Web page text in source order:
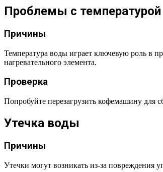
Проблемы с
Причины
Температура воды играет ключевую роль в
нагревательного элемента.
Проверка
Попробуйте перезагрузить кофемашину для
Утечка воды
Причины
Утечки могут возникать из-за повреждения